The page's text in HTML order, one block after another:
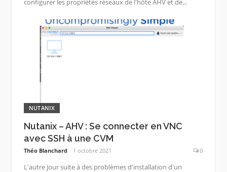
configurer les propriétés réseaux de l'hôte AHV et de...
NUTANIX
Nutanix – AHV : Se connecter en VNC
avec SSH à une CVM
Théo Blanchard 1 octobre 2021 0
L'autre jour suite à des problèmes d'installation d'un